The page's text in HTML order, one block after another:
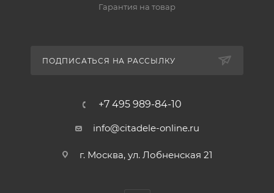
Гарантия на товар
ПОДПИСАТЬСЯ НА РАССЫЛКУ
+7 495 989-84-10
info@citadele-online.ru
г. Москва, ул. Лобненская 21